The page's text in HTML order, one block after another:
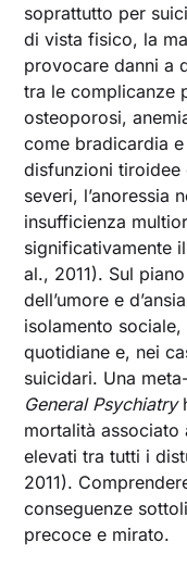
soprattutto per
di vista fisico, la
provocare danni a
tra le complicanze
osteoporosi,
come bradicardia
disfunzioni tiroidee
severi, l’anoressia
insufficienza
significativamente
al., 2011). Sul
dell’umore e
isolamento
quotidiane e, nei
suicidari. Una
General Psychiatry
mortalità associato
elevati tra tutti i
2011).
conseguenze
precoce e mirato.